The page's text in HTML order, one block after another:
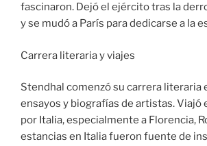
fascinaron. Dejó el ejército tras la
y se mudó a París para dedicarse a la
Carrera literaria y viajes
Stendhal comenzó su carrera literaria
ensayos y biografías de artistas. Viajó
por Italia, especialmente a Florencia,
estancias en Italia fueron fuente de